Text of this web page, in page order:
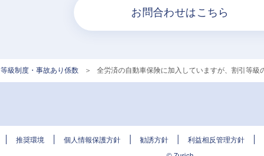
お問合わせはこちら
等級制度・事故あり係数 > 全労済の自動車保険に加入していますが、割引等級
推奨環境 個人情報保護方針 勧誘方針 利益相反管理方針